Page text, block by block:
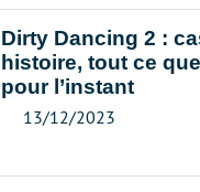
Dirty Dancing 2 :
histoire, tout ce
pour l’instant
13/12/2023